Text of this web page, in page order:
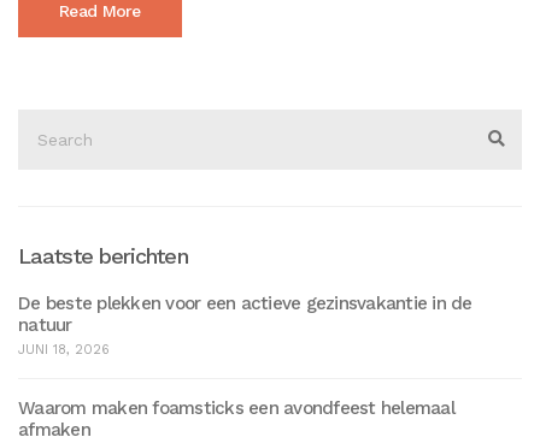
Read More
for:
Laatste berichten
De beste plekken voor een actieve gezinsvakantie in de
natuur
JUNI 18, 2026
Waarom maken foamsticks een avondfeest helemaal
afmaken